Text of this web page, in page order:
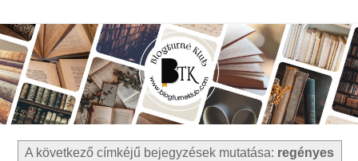
A következő címkéjű bejegyzések mutatása: regényes